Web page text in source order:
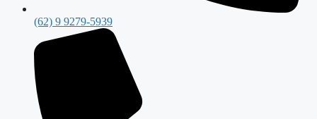
(62) 9 9279-5939